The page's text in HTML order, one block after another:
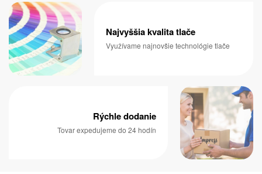
Najvyššia kvalita tlače
Využívame najnovšie technológie tlače
Rýchle dodanie
Tovar expedujeme do 24 hodín